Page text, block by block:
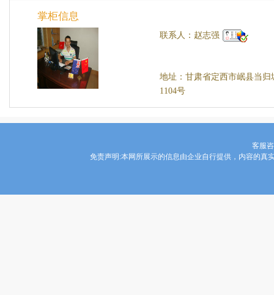
掌柜信息
联系人：赵志强
地址：甘肃省定西市岷县当归
1104号
客服
免责声明:本网所展示的信息由企业自行提供，内容的真